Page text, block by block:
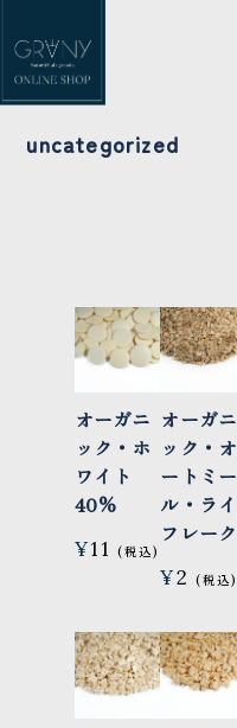
uncategorized
オーガニ
ック・ホ
ワイト
40%
¥11
オーガニ
ック・オ
ートミー
ル・ライ
フレーク
¥2